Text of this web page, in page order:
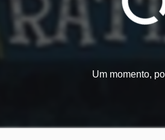
Um momento,